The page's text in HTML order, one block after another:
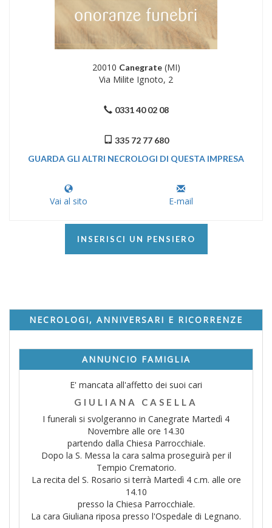
20010 Canegrate(MI)
Via Milite Ignoto, 2
0331 40 02 08
335 72 77 680
GUARDA GLI ALTRI NECROLOGI DI QUESTA IMPRESA
Vai al sito E-mail
INSERISCI UN PENSIERO
NECROLOGI, ANNIVERSARI E RICORRENZE
ANNUNCIO FAMIGLIA
E' mancata all'affetto dei suoi cari
GIULIANA CASELLA
I funerali si svolgeranno in Canegrate Martedì 4
Novembre alle ore 14.30
partendo dalla Chiesa Parrocchiale.
Dopo la S. Messa la cara salma proseguirà per il
Tempio Crematorio.
La recita del S. Rosario si terrà Martedì 4 c.m. alle ore
14.10
presso la Chiesa Parrocchiale.
La cara Giuliana riposa presso l'Ospedale di Legnano.